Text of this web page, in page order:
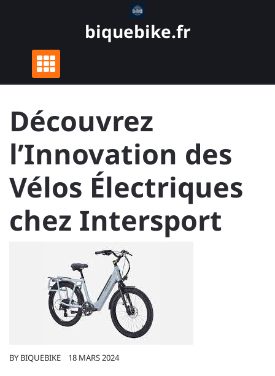
biquebike.fr
Découvrez
l’Innovation des
Vélos Électriques
chez Intersport
BY BIQUEBIKE 18 MARS 2024